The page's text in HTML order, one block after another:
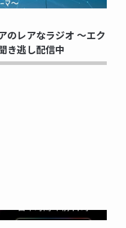
のレアなラジオ ～エク
き逃し配信中